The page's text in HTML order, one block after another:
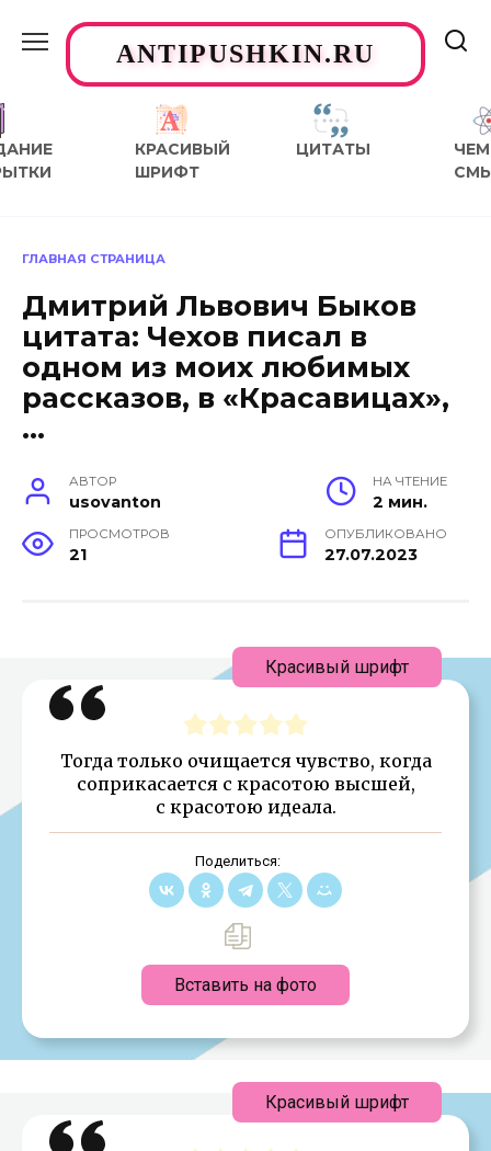
содержаниюANTIPUSHKIN.RU
КРАСИВЫЙ
ШРИФТ
ЦИТАТЫ
ЧЕМ
ГЛАВНАЯ СТРАНИЦА
Дмитрий Львович Быков
цитата: Чехов писал в
одном из моих любимых
рассказов, в «Красавицах»,
…
АВТОР
usovanton
НА ЧТЕНИЕ
2 мин.
ПРОСМОТРОВ
21
ОПУБЛИКОВАНО
27.07.2023
Тогда только очищается чувство, когда
соприкасается с красотою высшей,
с красотою идеала.
Поделиться:
Вставить на фото
Красивый шрифт
Красивый шрифт